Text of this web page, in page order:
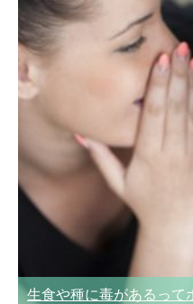
生食や種に毒があるって